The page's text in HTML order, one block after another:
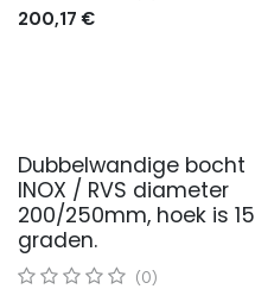
200,17 €
Dubbelwandige bocht
INOX / RVS diameter
200/250mm, hoek is 15
graden.
(0)